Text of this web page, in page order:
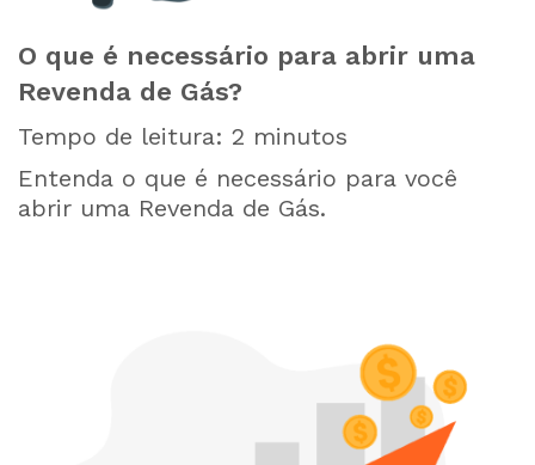
O que é necessário para abrir uma
Revenda de Gás?
Tempo de leitura: 2 minutos
Entenda o que é necessário para você
abrir uma Revenda de Gás.